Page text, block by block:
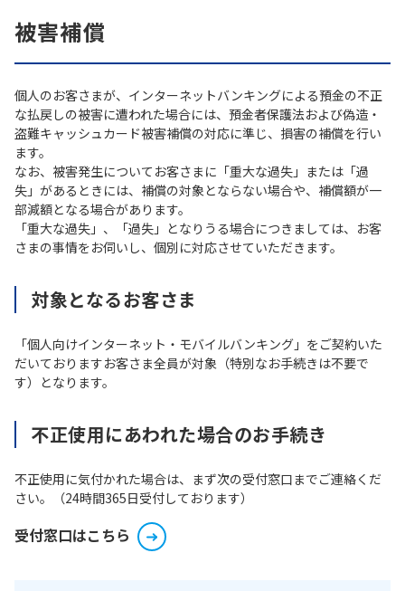
被害補償
個人のお客さまが、インターネットバンキングによる預金の不正
な払戻しの被害に遭われた場合には、預金者保護法および偽造・
盗難キャッシュカード被害補償の対応に準じ、損害の補償を行い
ます。
なお、被害発生についてお客さまに「重大な過失」または「過
失」があるときには、補償の対象とならない場合や、補償額が一
部減額となる場合があります。
「重大な過失」、「過失」となりうる場合につきましては、お客
さまの事情をお伺いし、個別に対応させていただきます。
対象となるお客さま
「個人向けインターネット・モバイルバンキング」をご契約いた
だいておりますお客さま全員が対象（特別なお手続きは不要で
す）となります。
不正使用にあわれた場合のお手続き
不正使用に気付かれた場合は、まず次の受付窓口までご連絡くだ
さい。（24時間365日受付しております）
受付窓口はこちら